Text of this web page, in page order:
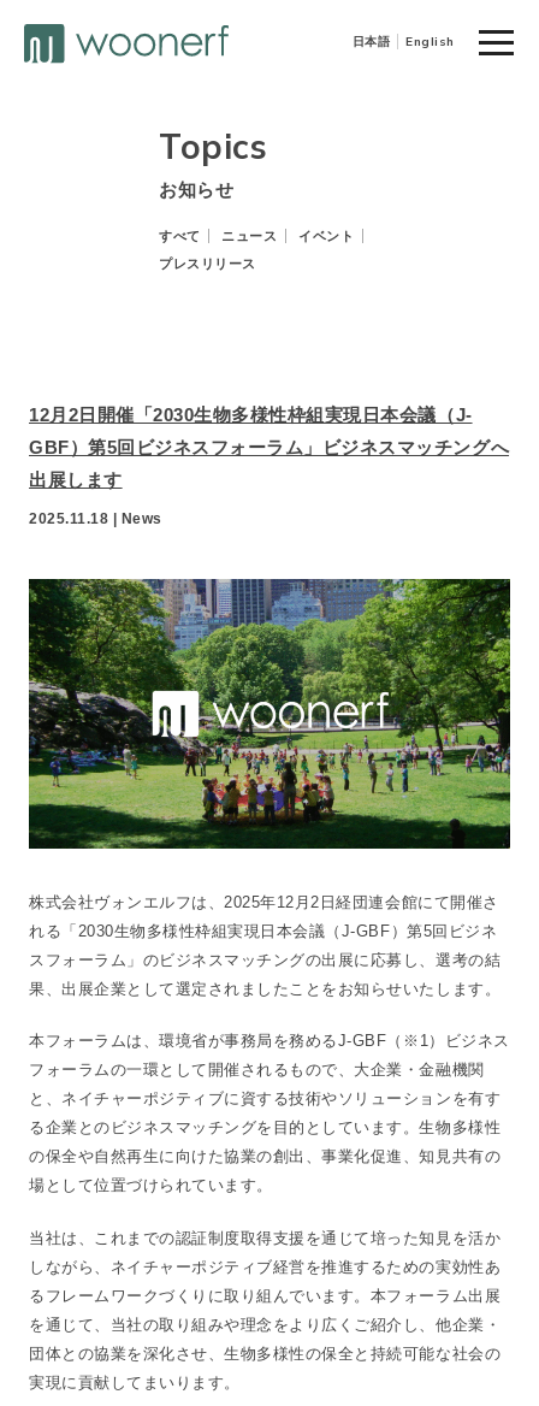
日本語 English
toggle
Topics
お知らせ
すべて ニュース
イベント
プレスリリース
12月2日開催「2030生物多様性枠組実現日本会議（J-
GBF）第5回ビジネスフォーラム」ビジネスマッチングへ
出展します
2025.11.18 | News
株式会社ヴォンエルフは、2025年12月2日経団連会館にて開催さ
れる「2030生物多様性枠組実現日本会議（J-GBF）第5回ビジネ
スフォーラム」のビジネスマッチングの出展に応募し、選考の結
果、出展企業として選定されましたことをお知らせいたします。
本フォーラムは、環境省が事務局を務めるJ-GBF（※1）ビジネス
フォーラムの一環として開催されるもので、大企業・金融機関
と、ネイチャーポジティブに資する技術やソリューションを有す
る企業とのビジネスマッチングを目的としています。生物多様性
の保全や自然再生に向けた協業の創出、事業化促進、知見共有の
場として位置づけられています。
当社は、これまでの認証制度取得支援を通じて培った知見を活か
しながら、ネイチャーポジティブ経営を推進するための実効性あ
るフレームワークづくりに取り組んでいます。本フォーラム出展
を通じて、当社の取り組みや理念をより広くご紹介し、他企業・
団体との協業を深化させ、生物多様性の保全と持続可能な社会の
実現に貢献してまいります。